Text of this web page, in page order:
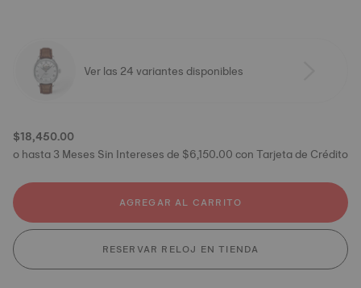
Ver las 24 variantes disponibles
$18,450.00
o hasta 3 Meses Sin Intereses de $6,150.00 con Tarjeta de Crédito
AGREGAR AL CARRITO
RESERVAR RELOJ EN TIENDA